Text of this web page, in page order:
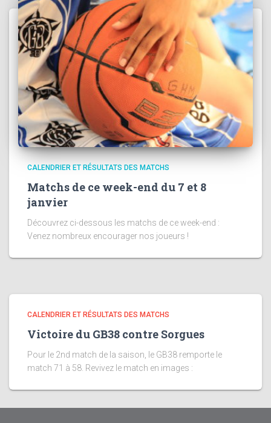
CALENDRIER ET RÉSULTATS DES MATCHS
Matchs de ce week-end du 7 et 8
janvier
Découvrez ci-dessous les matchs de ce week-end :
Venez nombreux encourager nos joueurs !
CALENDRIER ET RÉSULTATS DES MATCHS
Victoire du GB38 contre Sorgues
Pour le 2nd match de la saison, le GB38 remporte le
match 71 à 58. Revivez le match en images :